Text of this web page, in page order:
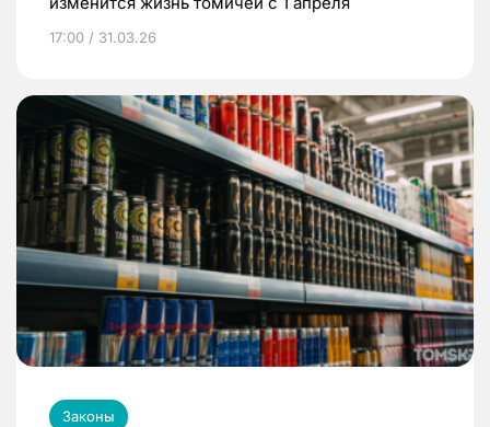
17:00 / 31.03.26
Законы